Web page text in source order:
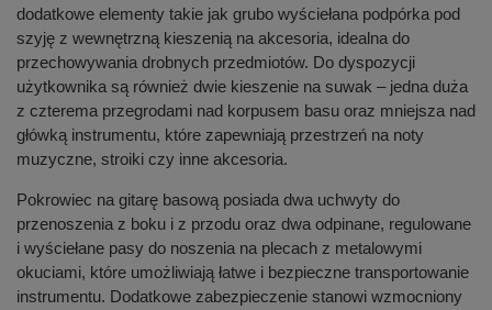
dodatkowe elementy takie jak grubo wyściełana podpórka pod
szyję z wewnętrzną kieszenią na akcesoria, idealna do
przechowywania drobnych przedmiotów. Do dyspozycji
użytkownika są również dwie kieszenie na suwak – jedna duża
z czterema przegrodami nad korpusem basu oraz mniejsza nad
główką instrumentu, które zapewniają przestrzeń na noty
muzyczne, stroiki czy inne akcesoria.
Pokrowiec na gitarę basową posiada dwa uchwyty do
przenoszenia z boku i z przodu oraz dwa odpinane, regulowane
i wyściełane pasy do noszenia na plecach z metalowymi
okuciami, które umożliwiają łatwe i bezpieczne transportowanie
instrumentu. Dodatkowe zabezpieczenie stanowi wzmocniony